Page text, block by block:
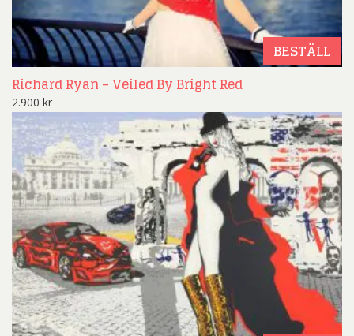
BESTÄLL
Richard Ryan – Veiled By Bright Red
2.900 kr